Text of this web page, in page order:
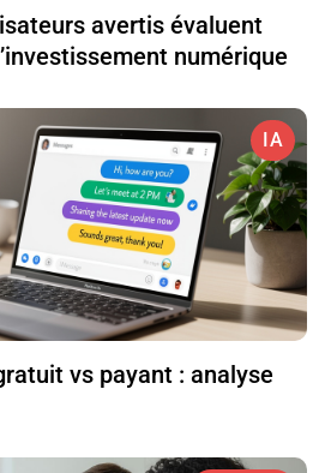
avertis évaluent
numérique
IA
vs payant : analyse